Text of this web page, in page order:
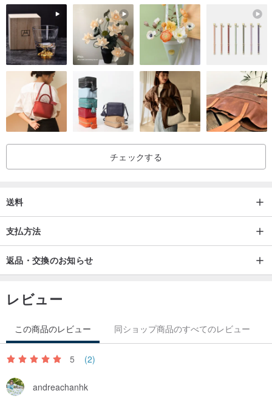
チェックする
送料
支払方法
返品・交換のお知らせ
レビュー
この商品のレビュー 同ショップ商品のすべてのレビュー
5 (2)
andreachanhk